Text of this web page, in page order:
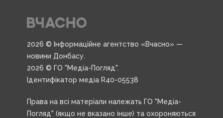
2026 © Інформаційне агентство «Вчасно» —
новини Донбасу.
2026 © ГО "Медіа-Погляд".
Ідентифікатор медіа R40-05538
Права на всі матеріали належать ГО "Медіа-
Погляд" (якщо не вказано інше) та охороняються